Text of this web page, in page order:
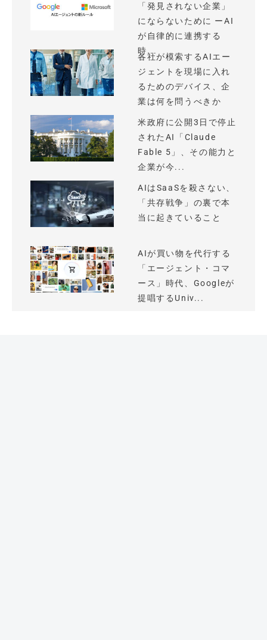
「発見されない企業」
にならないために ーAI
が自律的に連携する
時...
各社が模索するAIエー
ジェントを現場に入れ
るためのデバイス、企
業は何を問うべきか
米政府に公開3日で停止
されたAI「Claude
Fable 5」、その能力と
企業が今...
AIはSaaSを殺さない、
「共存戦争」の裏で本
当に起きていること
AIが買い物を代行する
「エージェント・コマ
ース」時代、Googleが
提唱するUniv...